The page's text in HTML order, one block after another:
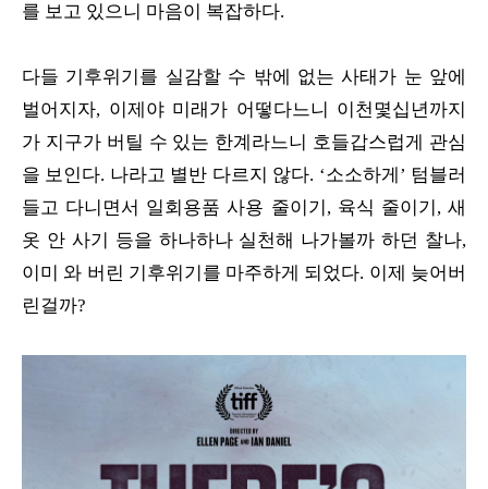
를 보고 있으니 마음이 복잡하다.
다들 기후위기를 실감할 수 밖에 없는 사태가 눈 앞에
벌어지자, 이제야 미래가 어떻다느니 이천몇십년까지
가 지구가 버틸 수 있는 한계라느니 호들갑스럽게 관심
을 보인다. 나라고 별반 다르지 않다. ‘소소하게’ 텀블러
들고 다니면서 일회용품 사용 줄이기, 육식 줄이기, 새
옷 안 사기 등을 하나하나 실천해 나가볼까 하던 찰나,
이미 와 버린 기후위기를 마주하게 되었다. 이제 늦어버
린걸까?